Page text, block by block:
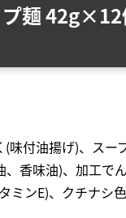
プ麺
付油揚げ)、スー
香味油)、加工で
ミンE)、クチナシ